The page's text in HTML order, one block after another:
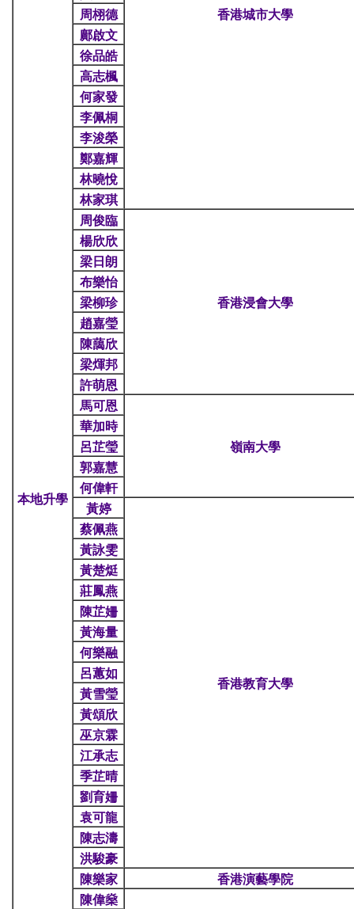
本地升學
香港城市大學
周栩德
鄺啟文
徐品皓
高志楓
何家發
李佩桐
李浚榮
鄭嘉輝
林曉悅
林家琪
周俊臨
香港浸會大學
楊欣欣
梁日朗
布樂怡
梁柳珍
趙嘉瑩
陳藹欣
梁煇邦
許萌恩
馬可恩
嶺南大學
華加時
呂芷瑩
郭嘉慧
何偉軒
黃婷
香港教育大學
蔡佩燕
黃詠雯
黃楚烶
莊鳳燕
陳芷姍
黃海量
何樂融
呂蕙如
黃雪瑩
黃頌欣
巫京霖
江承志
季芷晴
劉育姍
袁可龍
陳志濤
洪駿豪
陳樂家
香港演藝學院
陳偉燊